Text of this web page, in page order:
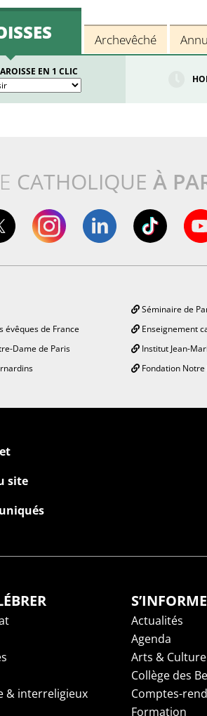
Archevêché
EN 1 CLIC
CATHOLIQUE À
évêques de France
Dame de Paris
Séminaire de
Enseignement
Institut Jean-
Fondation Notre
site
& interreligieux
Actualités
Agenda
Arts & Culture
Collège des
Comptes-
Formation